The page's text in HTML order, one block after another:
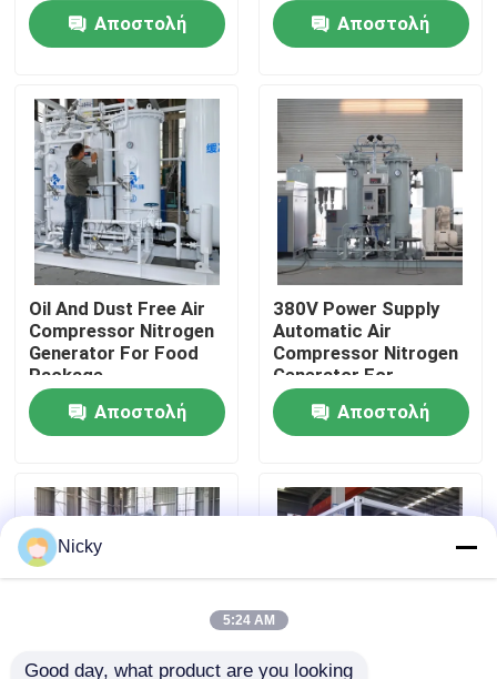
Σπίτι
Προϊόντα
Σχετικά με εμάς
Επισκεψή εργοστασίου
Έλεγχος ποιότητας
Επικοινωνήστε μαζί μας
Ζητήστε μια προσφορά
Γεννήτρια αζώτου υψηλής αγνότητας
Αποστολή
Αποστολή
Oil And Dust Free Air
Compressor Nitrogen
Generator For Food
Package
Αποστολή
380V Power Supply
Automatic Air
Compressor Nitrogen
Generator For
Beverage Filling
Αποστολή
Nicky
5:24 AM
Good day, what product are you looking